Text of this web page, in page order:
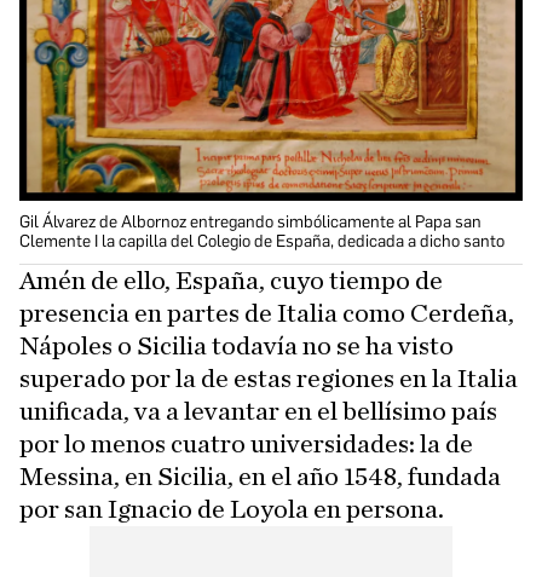
Gil Álvarez de Albornoz entregando simbólicamente al Papa san
Clemente I la capilla del Colegio de España, dedicada a dicho santo
Amén de ello, España, cuyo tiempo de
presencia en partes de Italia como Cerdeña,
Nápoles o Sicilia todavía no se ha visto
superado por la de estas regiones en la Italia
unificada, va a levantar en el bellísimo país
por lo menos cuatro universidades: la de
Messina, en Sicilia, en el año 1548, fundada
por san Ignacio de Loyola en persona.